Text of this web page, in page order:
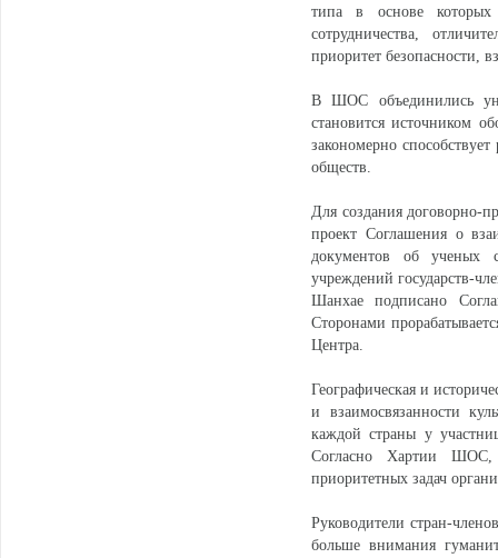
типа в основе которых
сотрудничества,
приоритет безопасности,
В ШОС объединились
становится источником
закономерно
обществ.
Для создания договорно-
проект Соглашения о
документов об ученых
учреждений государств-
Шанхае подписано
Сторонами
Центра.
Географическая и
и взаимосвязанности
каждой страны у
Согласно Хартии ШОС,
приоритетных задач
Руководители стран-
больше внимания